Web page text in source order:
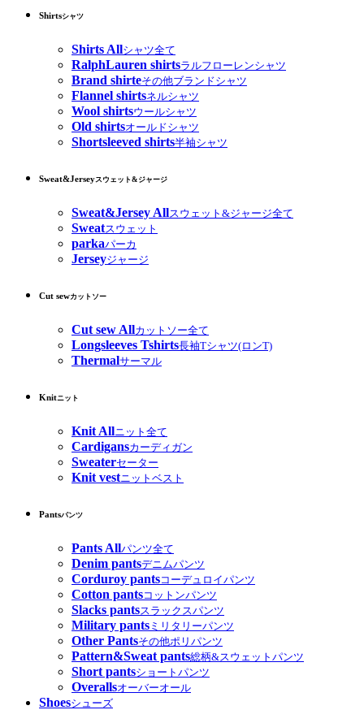
Shirtsシャツ
Shirts Allシャツ全て
RalphLauren shirtsラルフローレンシャツ
Brand shirteその他ブランドシャツ
Flannel shirtsネルシャツ
Wool shirtsウールシャツ
Old shirtsオールドシャツ
Shortsleeved shirts半袖シャツ
Sweat&Jerseyスウェット&ジャージ
Sweat&Jersey Allスウェット&ジャージ全て
Sweatスウェット
parkaパーカ
Jerseyジャージ
Cut sewカットソー
Cut sew Allカットソー全て
Longsleeves Tshirts長袖Tシャツ(ロンT)
Thermalサーマル
Knitニット
Knit Allニット全て
Cardigansカーディガン
Sweaterセーター
Knit vestニットベスト
Pantsパンツ
Pants Allパンツ全て
Denim pantsデニムパンツ
Corduroy pantsコーデュロイパンツ
Cotton pantsコットンパンツ
Slacks pantsスラックスパンツ
Military pants ミリタリーパンツ
Other Pantsその他ポリパンツ
Pattern&Sweat pants総柄&スウェットパンツ
Short pantsショートパンツ
Overallsオーバーオール
Shoesシューズ